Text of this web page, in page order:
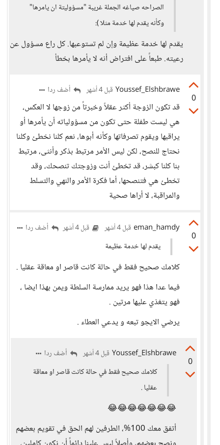
الصراحه صياغه الجملة غريبة "مسؤوليتة ان يامرها"
وكأنه يقدم لها خدمة مثلا ):
يقدم لها خدمة عظيمة وإن لم تستوعبها. كل راع مسؤول عن
رعيته. طبعاً على افتراض أنه لا يأمرها بخطأ
0
Youssef_Elshbrawe قبل 4 أشهر أضف ردا
قد تكون الزوجة أكثر عقلاً وخبرتاً من زوجها لا العكس،
هي ليست طفلة حتى تكون من مسؤولياته أن يأمرها أو
يراقبها ويقوم تصرفاتها وكأنه أبوها، نعم كلنا نخطئ وكلنا
نحتاج للنصح، لكن ليس الأمر مرتبط بذكر وأنثى، مرتبط
بنا كلنا كبشر، قد تخطئ أنت وزوجتك تنصحك، وقد
تخطئ هي فتنصحها، أما فكرة الأمر والنهي والتسلط
والمراقبة، لا أراها صحية
0
eman_hamdy قبل 4 أشهر قبل 4 أشهر
أضف ردا
يقدم لها خدمة عظيمة
كلامك صحيح فقط في حالة كانت قاصر او معاقة عقليا .
فيما عدا هذا فهو يريد ممارسة السلطة ويمن بهذا ايضا ،
فهو يتغذي عليها مرتين .
يرضي الايجو تبعه و يدعي العطاء .
0
Youssef_Elshbrawe قبل 4 أشهر
أضف ردا
كلامك صحيح فقط في حالة كانت قاصر او معاقة
عقليا .
😂😂😂😂😂😂😂
أتفق معك 100%، الطرفين لهم الحق في تقويم بعضهم